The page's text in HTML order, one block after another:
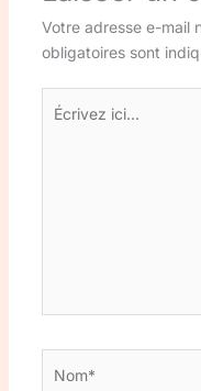
Votre adresse e-mail
obligatoires sont
ici…